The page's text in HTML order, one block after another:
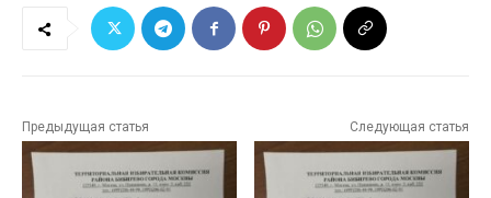
Предыдущая статья Следующая статья